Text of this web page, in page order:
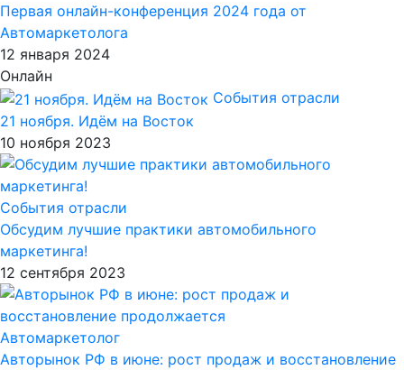
Первая онлайн-конференция 2024 года от
Автомаркетолога
12 января 2024
Онлайн
События отрасли
21 ноября. Идём на Восток
10 ноября 2023
События отрасли
Обсудим лучшие практики автомобильного
маркетинга!
12 сентября 2023
Автомаркетолог
Авторынок РФ в июне: рост продаж и восстановление